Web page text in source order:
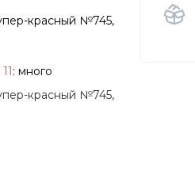
красный №745,
: много
красный №745,